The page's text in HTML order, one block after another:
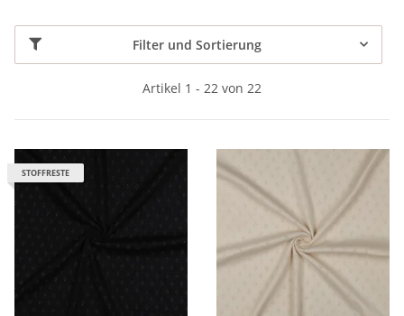
Filter und Sortierung
Artikel 1 - 22 von 22
STOFFRESTE